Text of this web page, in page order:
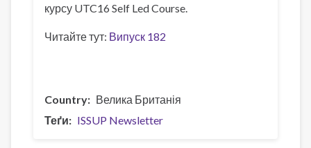
курсу UTC16 Self Led Course.
Читайте тут: Випуск 182
Country
Велика Британія
Теґи
ISSUP Newsletter